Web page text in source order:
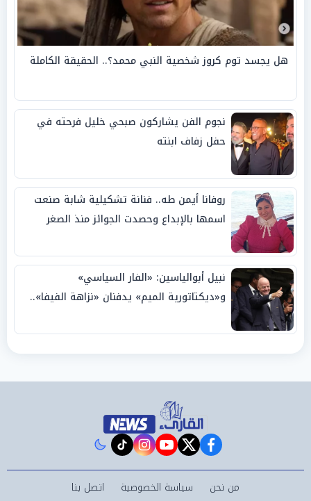
هل يجسد توم كروز شخصية النبي محمد؟.. الحقيقة الكاملة
نجوم الفن يشاركون صبحي خليل فرحته في
حفل زفاف ابنته
روفانا أيمن طه.. فنانة تشكيلية شابة صنعت
اسمها بالإبداع وحصدت الجوائز منذ الصغر
نبيل أبوالياسين: «الفار السياسي»
و«ديكتاتورية الميم» يدفنان «نزاهة الفيفا»..
facebook
twitter
youtube
instagram
tiktok
من نحن سياسة الخصوصية اتصل بنا